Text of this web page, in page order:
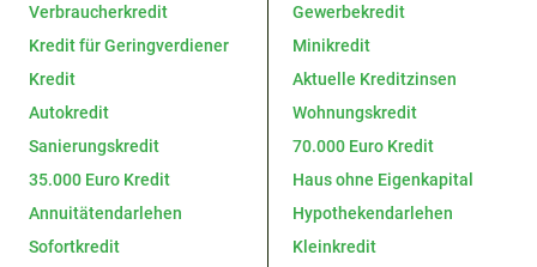
Verbraucherkredit
Gewerbekredit
Kredit für Geringverdiener
Minikredit
Kredit
Aktuelle Kreditzinsen
Autokredit
Wohnungskredit
Sanierungskredit
70.000 Euro Kredit
35.000 Euro Kredit
Haus ohne Eigenkapital
Annuitätendarlehen
Hypothekendarlehen
Sofortkredit
Kleinkredit